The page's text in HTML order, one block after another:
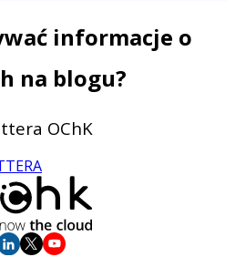
informacje o
na blogu?
OChK